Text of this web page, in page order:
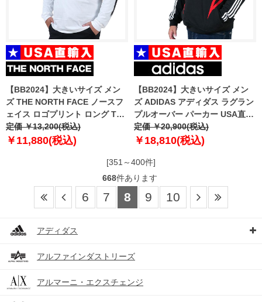
【BB2024】大きいサイズ メン
ズ THE NORTH FACE ノースフ
ェイス ロゴプリント ロング Tシ
ャツ Brand Proud Tee USA直輸
入 nf0a86ww-vod
定価 ￥13,200(税込)
￥11,880(税込)
【BB2024】大きいサイズ メン
ズ ADIDAS アディダス ラグラン
プルオーバー パーカー USA直輸
入 ix9644
定価 ￥20,900(税込)
￥18,810(税込)
[351～400件]
668件あります
6 7 8 9 10
アディダス
アルファインダストリーズ
アルマーニ・エクスチェンジ